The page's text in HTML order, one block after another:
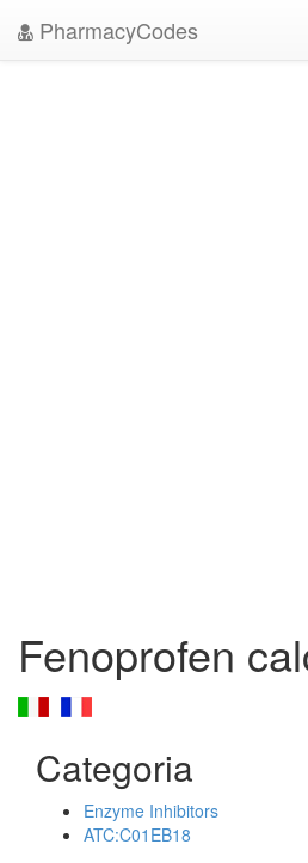
PharmacyCodes
Fenoprofen
Categoria
Enzyme Inhibitors
ATC:C01EB18